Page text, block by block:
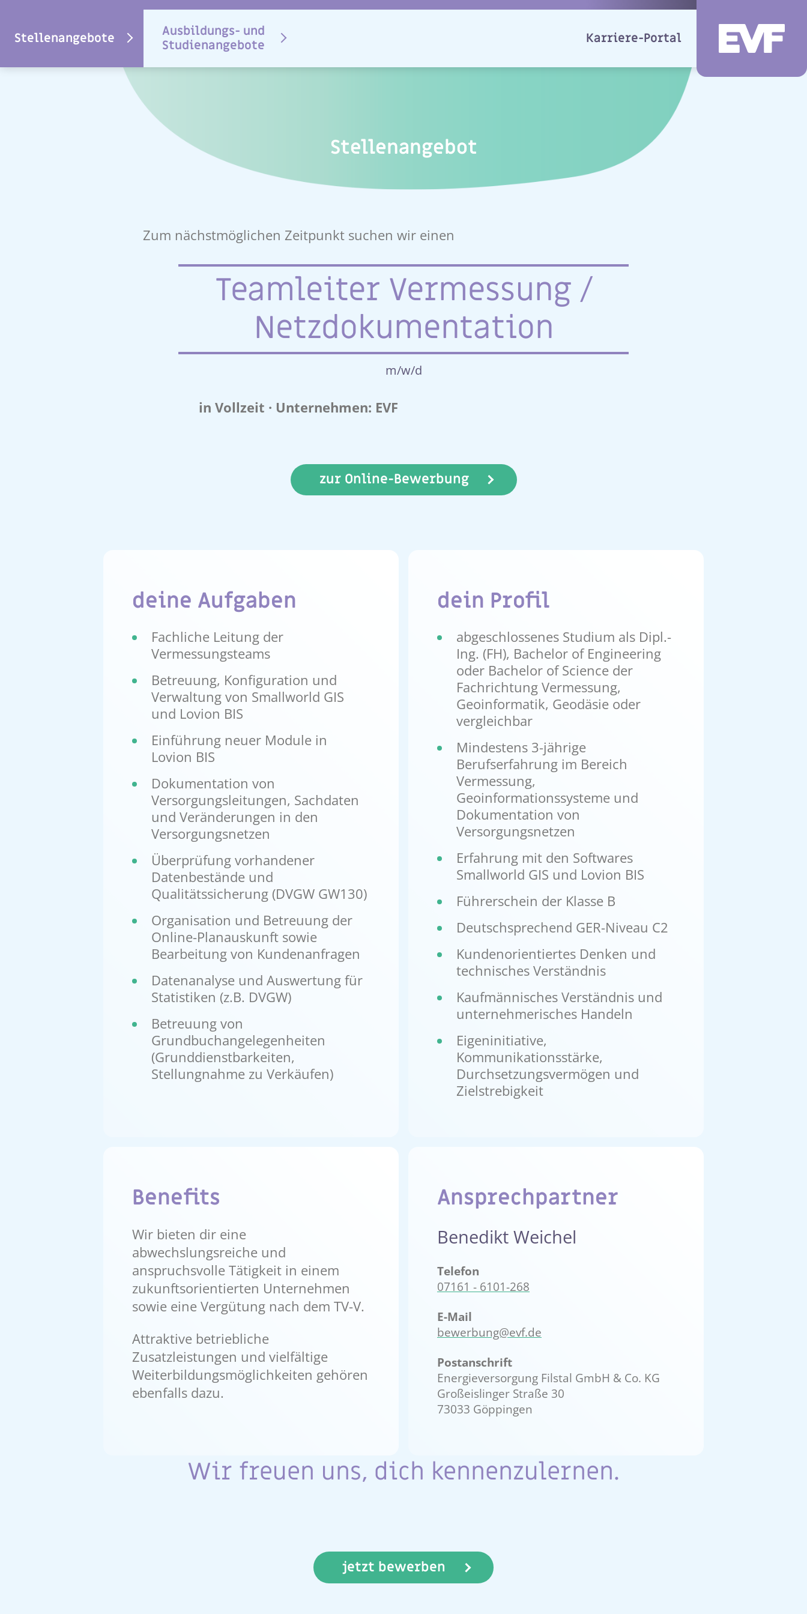
Karriere-Portal
Stellenangebote
Ausbildungs- und
Studienangebote
Stellenangebot
Zum nächstmöglichen Zeitpunkt suchen wir einen
Teamleiter Vermessung /
Netzdokumentation
m/w/d
in Vollzeit · Unternehmen: EVF
zur Online-Bewerbung
deine Aufgaben
Fachliche Leitung der
Vermessungsteams
Betreuung, Konfiguration und
Verwaltung von Smallworld GIS
und Lovion BIS
Einführung neuer Module in
Lovion BIS
Dokumentation von
Versorgungsleitungen, Sachdaten
und Veränderungen in den
Versorgungsnetzen
Überprüfung vorhandener
Datenbestände und
Qualitätssicherung (DVGW GW130)
Organisation und Betreuung der
Online-Planauskunft sowie
Bearbeitung von Kundenanfragen
Datenanalyse und Auswertung für
Statistiken (z.B. DVGW)
Betreuung von
Grundbuchangelegenheiten
(Grunddienstbarkeiten,
Stellungnahme zu Verkäufen)
dein Profil
abgeschlossenes Studium als Dipl.-
Ing. (FH), Bachelor of Engineering
oder Bachelor of Science der
Fachrichtung Vermessung,
Geoinformatik, Geodäsie oder
vergleichbar
Mindestens 3-jährige
Berufserfahrung im Bereich
Vermessung,
Geoinformationssysteme und
Dokumentation von
Versorgungsnetzen
Erfahrung mit den Softwares
Smallworld GIS und Lovion BIS
Führerschein der Klasse B
Deutschsprechend GER-Niveau C2
Kundenorientiertes Denken und
technisches Verständnis
Kaufmännisches Verständnis und
unternehmerisches Handeln
Eigeninitiative,
Kommunikationsstärke,
Durchsetzungsvermögen und
Zielstrebigkeit
Benefits
Wir bieten dir eine
abwechslungsreiche und
anspruchsvolle Tätigkeit in einem
zukunftsorientierten Unternehmen
sowie eine Vergütung nach dem TV-V.
Attraktive betriebliche
Zusatzleistungen und vielfältige
Weiterbildungsmöglichkeiten gehören
ebenfalls dazu.
Ansprechpartner
Benedikt Weichel
Telefon
07161 - 6101-268
E-Mail
bewerbung@evf.de
Postanschrift
Energieversorgung Filstal GmbH & Co. KG
Großeislinger Straße 30
73033 Göppingen
Wir freuen uns, dich kennenzulernen.
jetzt bewerben